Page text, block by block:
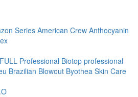
Series American Crew Anthocyanin
Professional Biotop professional
Brazilian Blowout Byothea Skin Care